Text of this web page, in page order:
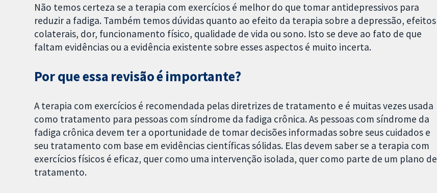
Não temos certeza se a terapia com exercícios é melhor do que tomar antidepressivos para
reduzir a fadiga. Também temos dúvidas quanto ao efeito da terapia sobre a depressão, efeitos
colaterais, dor, funcionamento físico, qualidade de vida ou sono. Isto se deve ao fato de que
faltam evidências ou a evidência existente sobre esses aspectos é muito incerta.
Por que essa revisão é importante?
A terapia com exercícios é recomendada pelas diretrizes de tratamento e é muitas vezes usada
como tratamento para pessoas com síndrome da fadiga crônica. As pessoas com síndrome da
fadiga crônica devem ter a oportunidade de tomar decisões informadas sobre seus cuidados e
seu tratamento com base em evidências científicas sólidas. Elas devem saber se a terapia com
exercícios físicos é eficaz, quer como uma intervenção isolada, quer como parte de um plano de
tratamento.